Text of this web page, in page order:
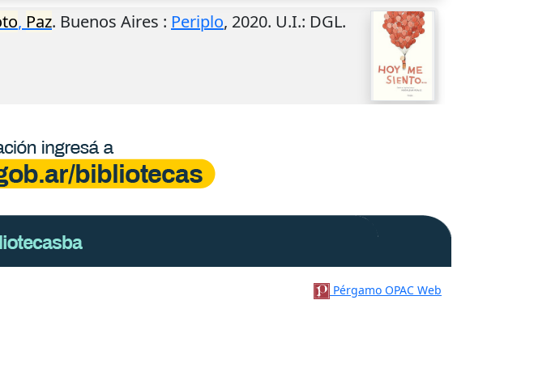
, Paz. Buenos Aires : Periplo, 2020. U.I.: DGL.
Pérgamo OPAC Web